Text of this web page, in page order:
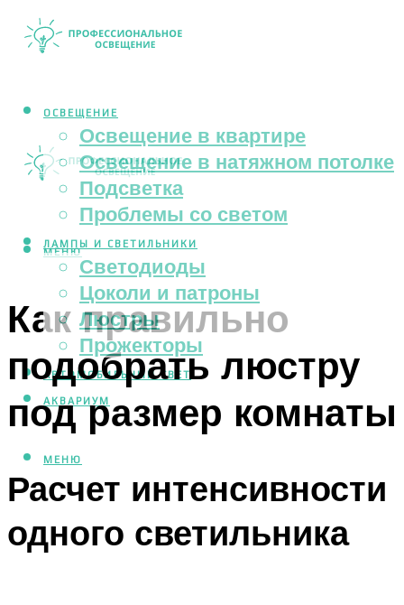
ОСВЕЩЕНИЕ
Освещение в квартире
Освещение в натяжном потолке
Подсветка
Проблемы со светом
ЛАМПЫ И СВЕТИЛЬНИКИ
Светодиоды
Цоколи и патроны
Люстры
Прожекторы
АВТОМОБИЛЬНЫЙ СВЕТ
АКВАРИУМ
МЕНЮ
МЕНЮ
Как правильно
подобрать люстру
под размер комнаты
Расчет интенсивности
одного светильника